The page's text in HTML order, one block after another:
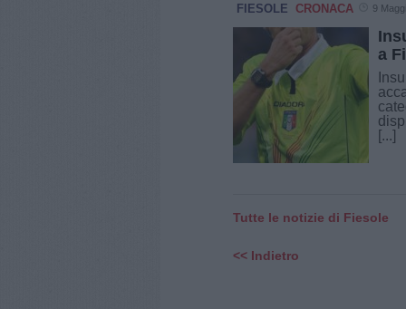
FIESOLE CRONACA 9
a
[...]
Tutte le notizie di Fiesole
<< Indietro